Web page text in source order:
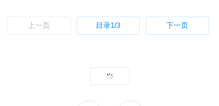
上一页 目录1/3 下一页